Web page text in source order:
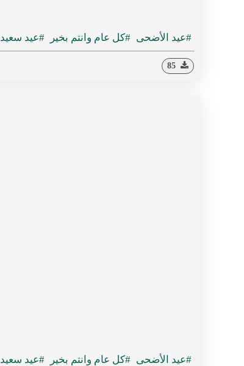
#عيد الأضحى #كل عام وانتم بخير #عيد سعيد
#عيد الأضحى #كل عام وانتم بخير #عيد سعيد